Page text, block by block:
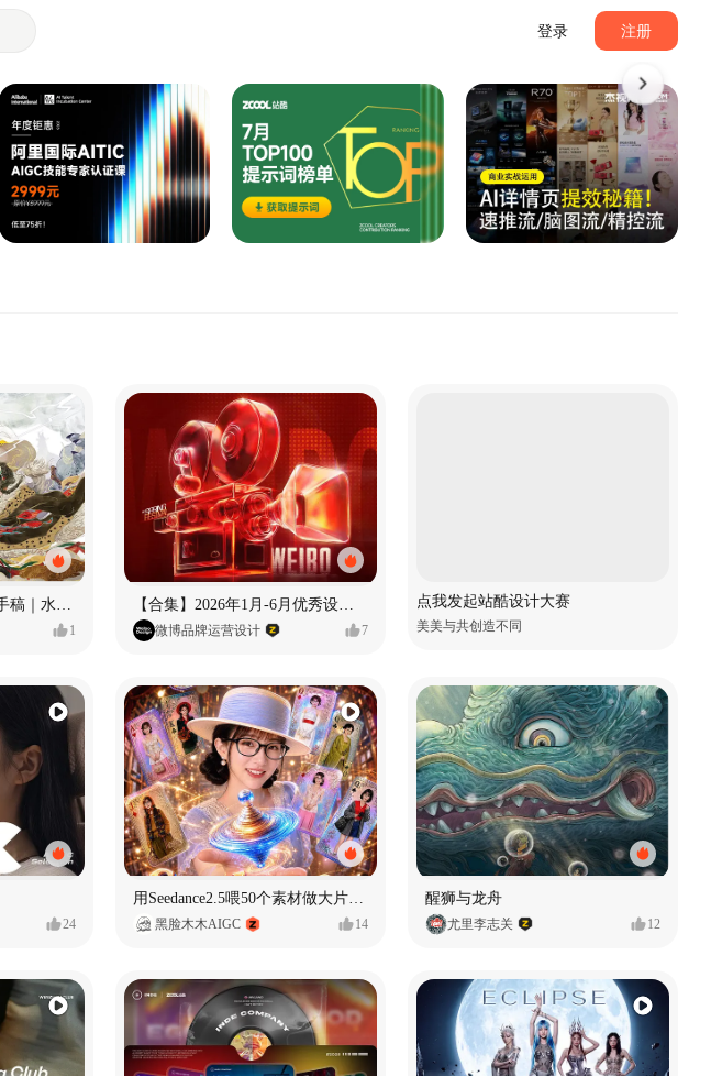
登录 注册
《格萨尔王》绘本创作手稿｜水彩墨韵下的史诗回响
1
【合集】2026年1月-6月优秀设计作品（上）
微博品牌运营设计 7
点我发起站酷设计大赛
美美与共创造不同
24 黑脸木木AIGC 14
醒狮与龙舟
尤里李志关 12